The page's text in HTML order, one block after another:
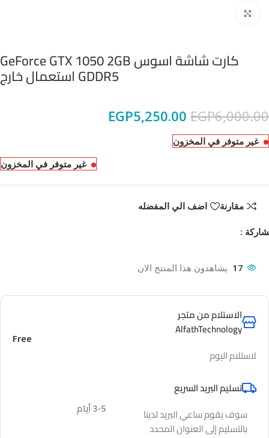
كارت شاشة اسوس GeForce GTX 1050 2GB
GDDR5 استعمال خارج
EGP6,000.00
EGP5,250.00
غير متوفر في المخزون
غير متوفر في المخزون
مقارنة اضف الي المفضله
:
17 يشاهدون هذا المنتج الان
الاستلام من متجر
AlfathTechnology
لاستلام اليوم
Free
تسليم البريد السريع
سوف يقوم ساعي البريد لدينا
بالتسليم إلى العنوان المحدد
3-5 أيام